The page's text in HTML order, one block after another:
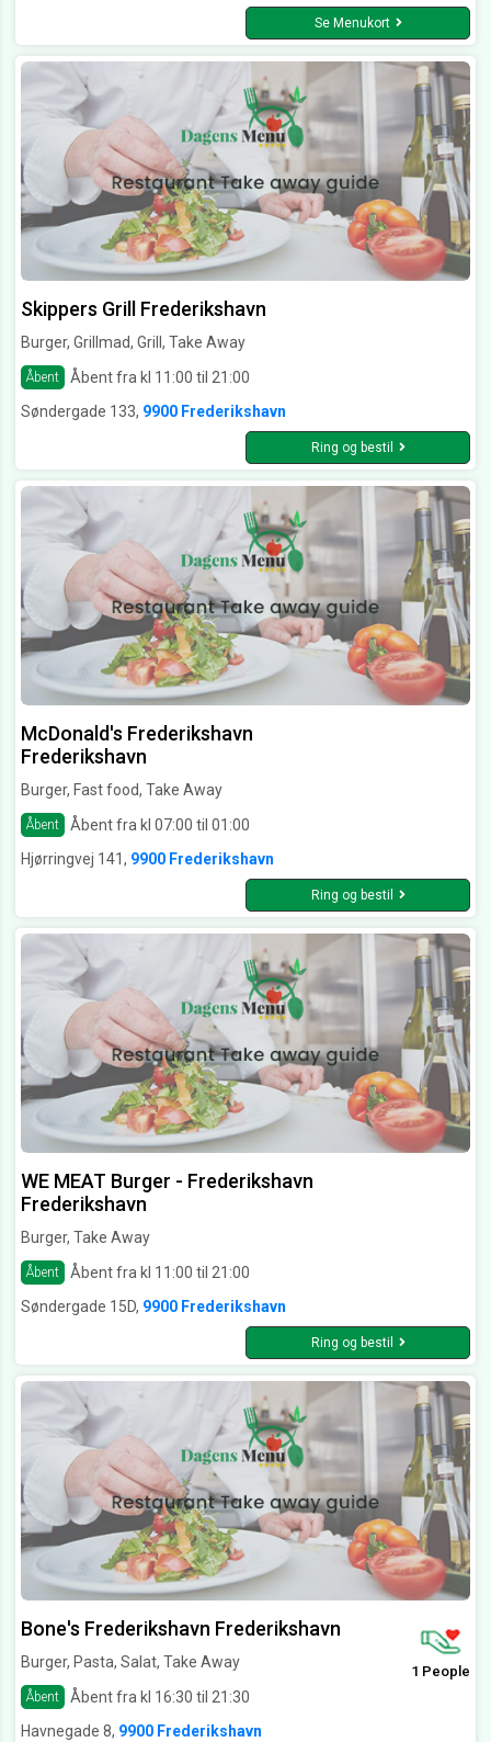
Se Menukort
Skippers Grill Frederikshavn
Burger, Grillmad, Grill, Take Away
Åbent
Åbent fra kl 11:00 til 21:00
Søndergade 133, 9900 Frederikshavn
Ring og bestil
McDonald's Frederikshavn
Frederikshavn
Burger, Fast food, Take Away
Åbent
Åbent fra kl 07:00 til 01:00
Hjørringvej 141, 9900 Frederikshavn
Ring og bestil
WE MEAT Burger - Frederikshavn
Frederikshavn
Burger, Take Away
Åbent
Åbent fra kl 11:00 til 21:00
Søndergade 15D, 9900 Frederikshavn
Ring og bestil
Bone's Frederikshavn Frederikshavn
Burger, Pasta, Salat, Take Away
Åbent Åbent fra kl 16:30 til 21:30
1 People
Havnegade 8, 9900 Frederikshavn